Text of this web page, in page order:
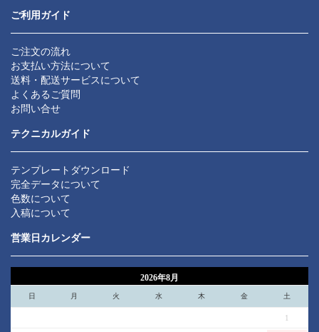
ご利用ガイド
ご注文の流れ
お支払い方法について
送料・配送サービスについて
よくあるご質問
お問い合せ
テクニカルガイド
テンプレートダウンロード
完全データについて
色数について
入稿について
営業日カレンダー
2026年8月
日 月 火 水 木 金 土
1